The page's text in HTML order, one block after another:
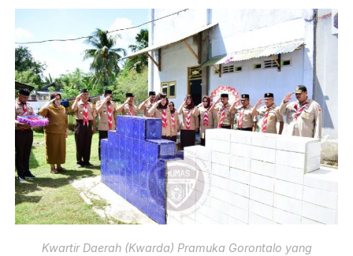
Kwartir Daerah (Kwarda) Pramuka Gorontalo yang